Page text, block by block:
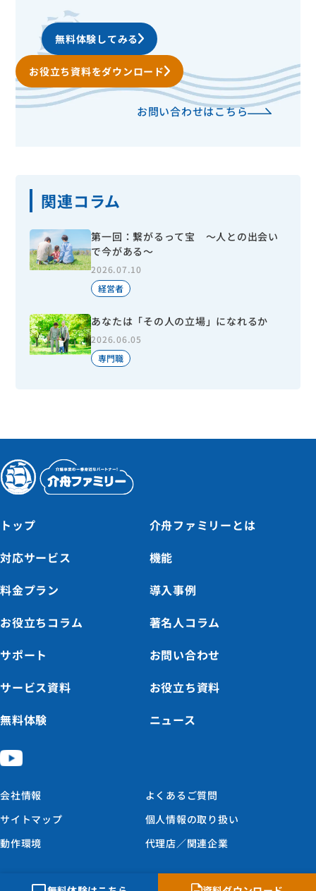
無料体験してみる
お役立ち資料をダウンロード
お問い合わせはこちら
関連コラム
第一回：繋がるって宝 ～人との出会い
で今がある～
2026.07.10
経営者
あなたは「その人の立場」になれるか
2026.06.05
専門職
トップ
介舟ファミリーとは
対応サービス
機能
料金プラン
導入事例
お役立ちコラム
著名人コラム
サポート
お問い合わせ
サービス資料
お役立ち資料
無料体験
ニュース
会社情報
よくあるご質問
サイトマップ
個人情報の取り扱い
動作環境
代理店／関連企業